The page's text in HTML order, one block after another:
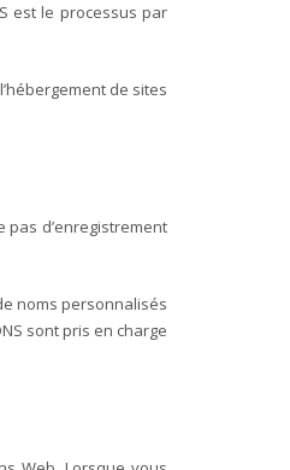
est le processus par
de sites
d’enregistrement
noms personnalisés
sont pris en charge